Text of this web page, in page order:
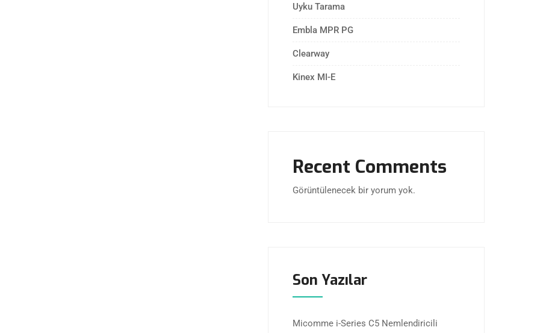
Uyku Tarama
Embla MPR PG
Clearway
Kinex MI-E
Recent Comments
Görüntülenecek bir yorum yok.
Son Yazılar
Micomme i-Series C5 Nemlendiricili